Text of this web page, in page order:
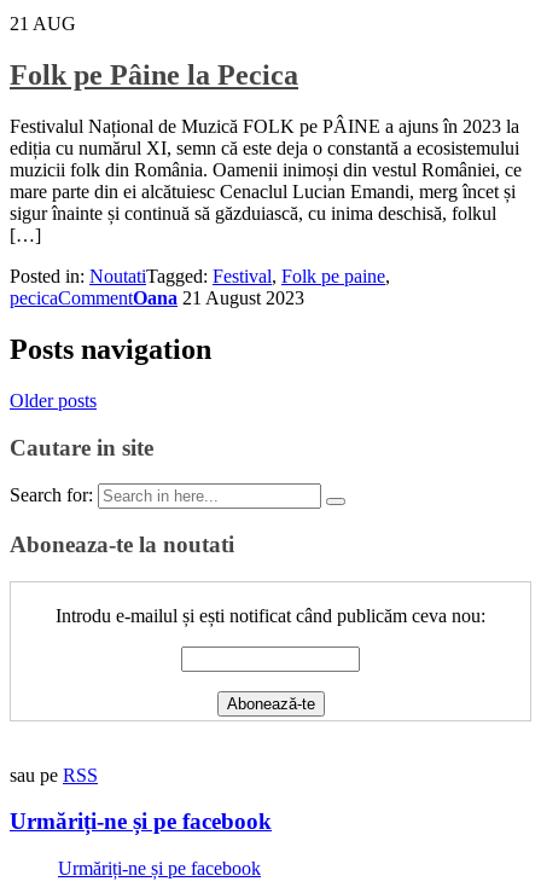
21 AUG
Folk pe Pâine la Pecica
Festivalul Național de Muzică FOLK pe PÂINE a ajuns în 2023 la
ediția cu numărul XI, semn că este deja o constantă a ecosistemului
muzicii folk din România. Oamenii inimoși din vestul României, ce
mare parte din ei alcătuiesc Cenaclul Lucian Emandi, merg încet și
sigur înainte și continuă să găzduiască, cu inima deschisă, folkul
[…]
Posted in: NoutatiTagged: Festival, Folk pe paine,
pecicaCommentOana 21 August 2023
Posts navigation
Older posts
Cautare in site
Search for:
Aboneaza-te la noutati
Introdu e-mailul și ești notificat când publicăm ceva nou:
sau pe RSS
Urmăriți-ne și pe facebook
Urmăriți-ne și pe facebook